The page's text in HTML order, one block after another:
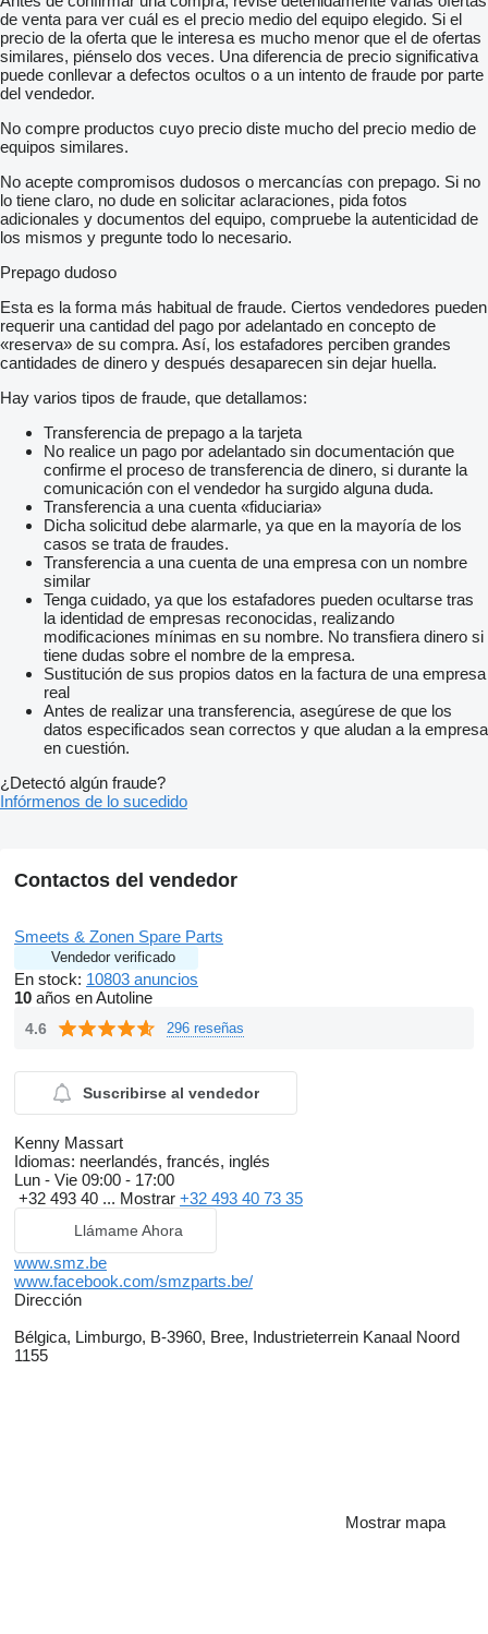
de venta para ver cuál es el precio medio del equipo elegido. Si el
precio de la oferta que le interesa es mucho menor que el de ofertas
similares, piénselo dos veces. Una diferencia de precio significativa
puede conllevar a defectos ocultos o a un intento de fraude por parte
del vendedor.
No compre productos cuyo precio diste mucho del precio medio de
equipos similares.
No acepte compromisos dudosos o mercancías con prepago. Si no
lo tiene claro, no dude en solicitar aclaraciones, pida fotos
adicionales y documentos del equipo, compruebe la autenticidad de
los mismos y pregunte todo lo necesario.
Prepago dudoso
Esta es la forma más habitual de fraude. Ciertos vendedores pueden
requerir una cantidad del pago por adelantado en concepto de
«reserva» de su compra. Así, los estafadores perciben grandes
cantidades de dinero y después desaparecen sin dejar huella.
Hay varios tipos de fraude, que detallamos:
Transferencia de prepago a la tarjeta
No realice un pago por adelantado sin documentación que
confirme el proceso de transferencia de dinero, si durante la
comunicación con el vendedor ha surgido alguna duda.
Transferencia a una cuenta «fiduciaria»
Dicha solicitud debe alarmarle, ya que en la mayoría de los
casos se trata de fraudes.
Transferencia a una cuenta de una empresa con un nombre
similar
Tenga cuidado, ya que los estafadores pueden ocultarse tras
la identidad de empresas reconocidas, realizando
modificaciones mínimas en su nombre. No transfiera dinero si
tiene dudas sobre el nombre de la empresa.
Sustitución de sus propios datos en la factura de una empresa
real
Antes de realizar una transferencia, asegúrese de que los
datos especificados sean correctos y que aludan a la empresa
en cuestión.
¿Detectó algún fraude?
Infórmenos de lo sucedido
Contactos del vendedor
Smeets & Zonen Spare Parts
Vendedor verificado
En stock: 10803 anuncios
10 años en Autoline
4.6 296 reseñas
Suscribirse al vendedor
Kenny Massart
Idiomas: neerlandés, francés, inglés
Lun - Vie 09:00 - 17:00
+32 493 40 ... Mostrar +32 493 40 73 35
Llámame Ahora
www.smz.be
www.facebook.com/smzparts.be/
Dirección
Bélgica, Limburgo, B-3960, Bree, Industrieterrein Kanaal Noord
1155
Mostrar mapa